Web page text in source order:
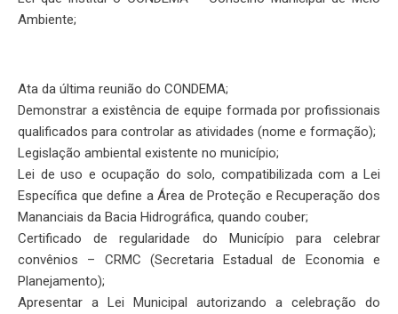
Ambiente;
Ata da última reunião do CONDEMA;
Demonstrar a existência de equipe formada por profissionais
qualificados para controlar as atividades (nome e formação);
Legislação ambiental existente no município;
Lei de uso e ocupação do solo, compatibilizada com a Lei
Específica que define a Área de Proteção e Recuperação dos
Mananciais da Bacia Hidrográfica, quando couber;
Certificado de regularidade do Município para celebrar
convênios – CRMC (Secretaria Estadual de Economia e
Planejamento);
Apresentar a Lei Municipal autorizando a celebração do